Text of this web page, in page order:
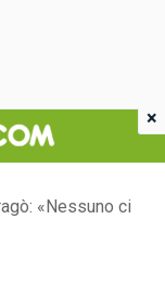
«Nessuno ci
×